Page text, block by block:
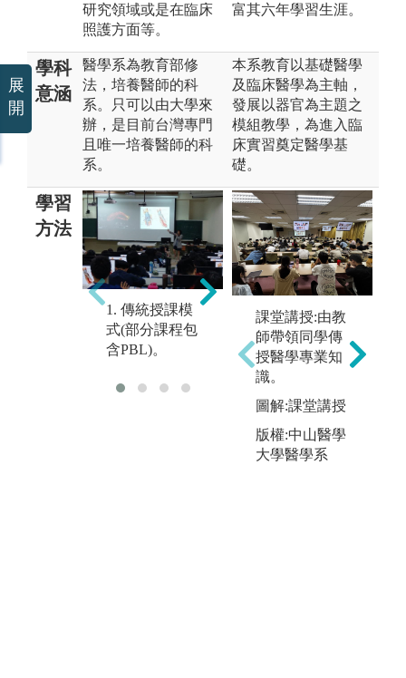
研究領域或是在臨床
照護方面等。
富其六年學習生涯。
學科
意涵
醫學系為教育部修
法，培養醫師的科
系。只可以由大學來
辦，是目前台灣專門
且唯一培養醫師的科
系。
本系教育以基礎醫學
及臨床醫學為主軸，
發展以器官為主題之
模組教學，為進入臨
床實習奠定醫學基
礎。
學習
方法
1. 傳統授課模
式(部分課程包
含PBL)。
主動學習(PB
L、Case Stud
y、磨課師課程
等)
課堂講授:由教
師帶領同學傳
授醫學專業知
識。
圖解:課堂講授
版權:中山醫學
大學醫學系
展
開